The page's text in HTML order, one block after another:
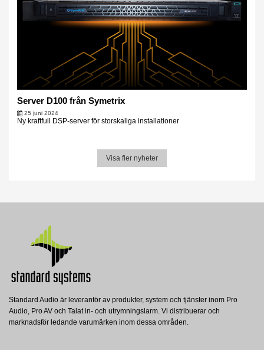
Server D100 från Symetrix
25 juni 2024
Ny kraftfull DSP-server för storskaliga installationer
Visa fler nyheter
Standard Audio är leverantör av produkter, system och tjänster inom Pro
Audio, Pro AV och Talat in- och utrymningslarm. Vi distribuerar och
marknadsför ledande varumärken inom dessa områden.